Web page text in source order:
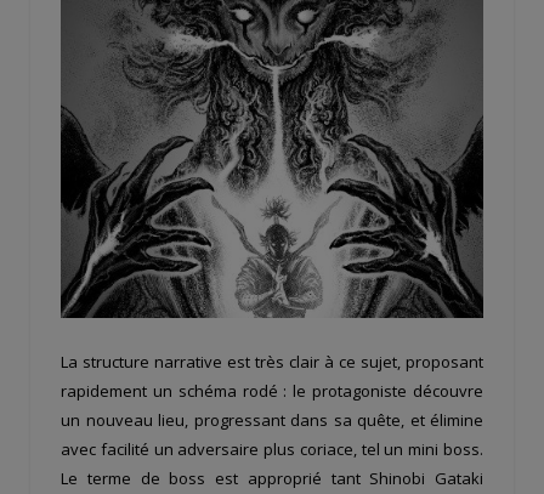
La structure narrative est très clair à ce sujet, proposant
rapidement un schéma rodé : le protagoniste découvre
un nouveau lieu, progressant dans sa quête, et élimine
avec facilité un adversaire plus coriace, tel un mini boss.
Le terme de boss est approprié tant Shinobi Gataki